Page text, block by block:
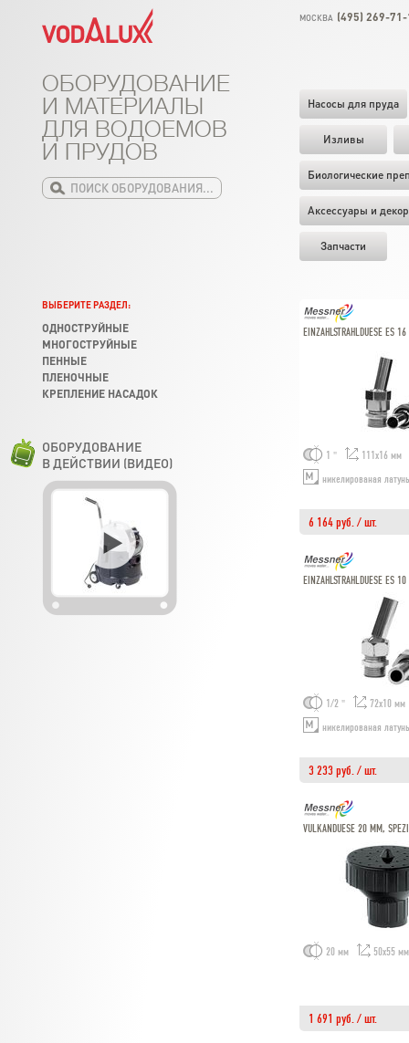
МОСКВА (495) 269-
Насосы для пруда
Изливы
Биологические
Аксессуары и декор
Запчасти
ОБОРУДОВАНИЕ
И МАТЕРИАЛЫ
ДЛЯ ВОДОЕМОВ
И ПРУДОВ
EINZAHLSTRAHLDUESE ES
1 "
111х16 мм
никелированая латунь
6 164 руб. / шт.
EINZAHLSTRAHLDUESE ES
1/2 "
72х10 мм
никелированая латунь
3 233 руб. / шт.
VULKANDUESE 20 MM,
20 мм 50х55 мм
1 691 руб. / шт.
ВЫБЕРИТЕ РАЗДЕЛ:
ОДНОСТРУЙНЫЕ
МНОГОСТРУЙНЫЕ
ПЕННЫЕ
ПЛЕНОЧНЫЕ
КРЕПЛЕНИЕ НАСАДОК
ОБОРУДОВАНИЕ
В ДЕЙСТВИИ (ВИДЕО)